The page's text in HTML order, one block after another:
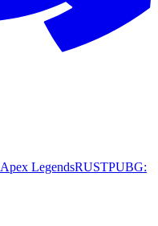
Apex LegendsRUSTPUBG: